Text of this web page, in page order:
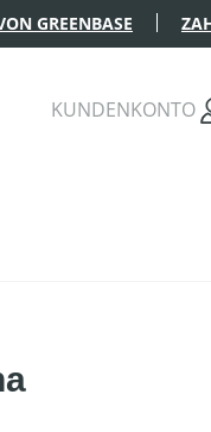
GREENBASE
KUNDENKONTO